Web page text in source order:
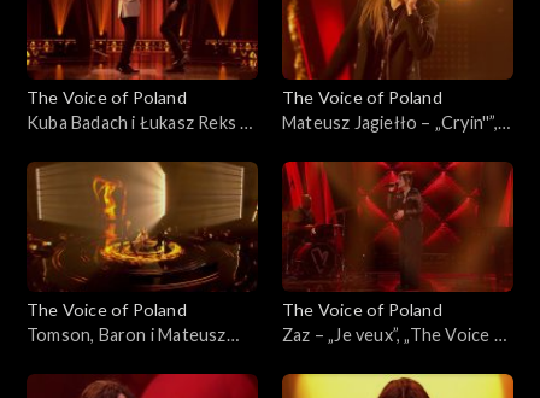
The Voice of Poland
Kuba Badach i Łukasz Reks –
Poland”, Finał, 29 listopada
2025
The Voice of Poland
Mateusz Jagiełło – „Cryin''”,
29 listopada 2025
The Voice of Poland
Tomson, Baron i Mateusz
Love”, „The Voice of Poland”,
The Voice of Poland
Zaz – „Je veux”, „The Voice of
2025